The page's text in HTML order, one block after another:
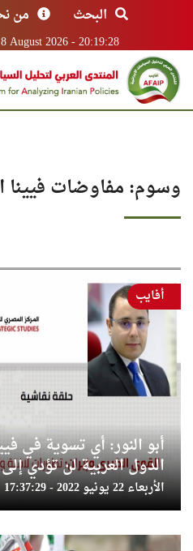
البحث من
August 2026 - 20:19:28
وسوم: مفاوضات فيينا
أبو النور: أي تسوية في
الدول العربية لن تؤدي
الأربعاء 22 يونيو 2022 - 17:37:29
أفايب